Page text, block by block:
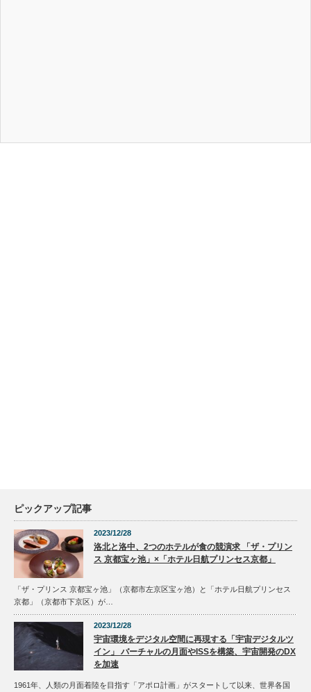
ピックアップ記事
2023/12/28
洛北と洛中、2つのホテルが食の競演求 「ザ・プリン
ス 京都宝ヶ池」×「ホテル日航プリンセス京都」
「ザ・プリンス 京都宝ヶ池」（京都市左京区宝ヶ池）と「ホテル日航プリンセス
京都」（京都市下京区）が…
2023/12/28
宇宙環境をデジタル空間に再現する「宇宙デジタルツ
イン」 バーチャルの月面やISSを構築、宇宙開発のDX
を加速
1961年、人類の月面着陸を目指す「アポロ計画」がスタートして以来、世界各国